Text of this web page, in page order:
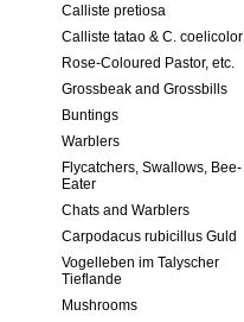
Calliste pretiosa
Calliste tatao & C. coelicolor
Rose-Coloured Pastor, etc.
Grossbeak and Grossbills
Buntings
Warblers
Flycatchers, Swallows, Bee-
Eater
Chats and Warblers
Carpodacus rubicillus Guld
Vogelleben im Talyscher
Tieflande
Mushrooms